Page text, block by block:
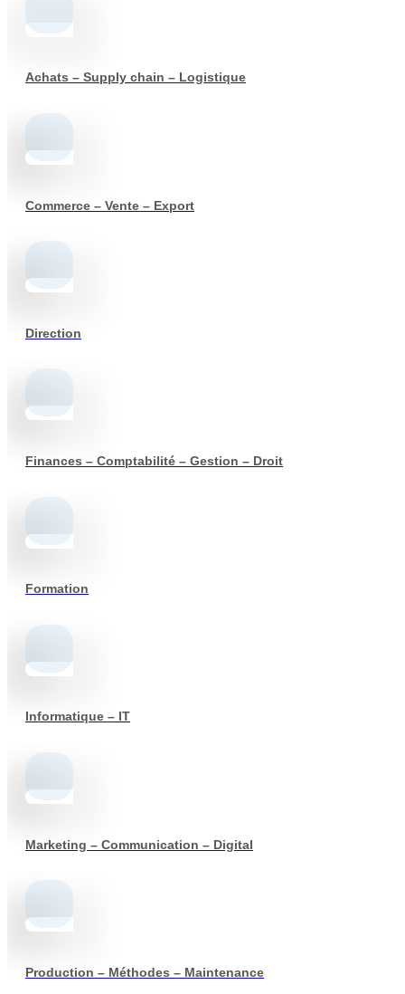
Achats – Supply chain – Logistique
Commerce – Vente – Export
Direction
Finances – Comptabilité – Gestion – Droit
Formation
Informatique – IT
Marketing – Communication – Digital
Production – Méthodes – Maintenance